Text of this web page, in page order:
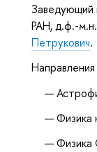
Заведующий
РАН, д.ф.-
Петрукович.
Физика
Физика